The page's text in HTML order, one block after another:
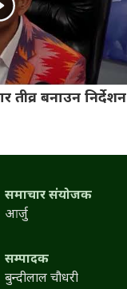
तीव्र बनाउन निर्देशन
समाचार संयोजक
आर्जु
सम्पादक
बुन्दीलाल चौधरी